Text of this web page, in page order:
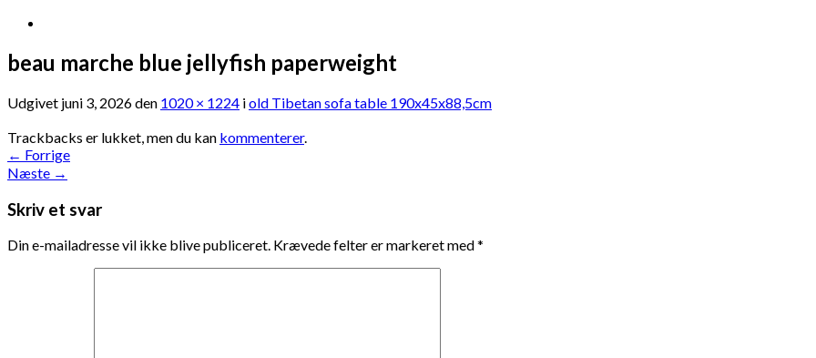
beau marche blue jellyfish paperweight
Udgivet juni 3, 2026den 1020 × 1224 iold Tibetan sofa table 190x45x88,5cm
Trackbacks er lukket, men du kan kommenterer.
← Forrige
Næste →
Skriv et svar
Din e-mailadresse vil ikke blive publiceret. Krævede felter er markeret med*